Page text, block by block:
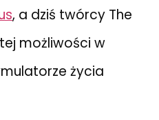
, a dziś twórcy The
możliwości w
życia